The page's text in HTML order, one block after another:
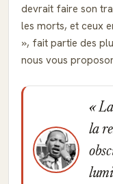
devrait faire son
les morts, et ceux
, fait partie des
nous vous
La
la